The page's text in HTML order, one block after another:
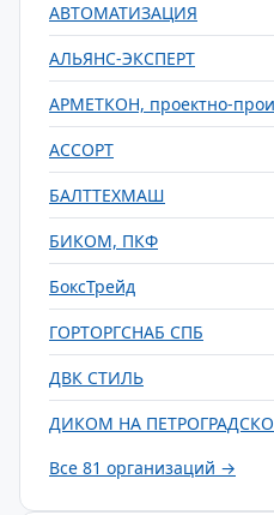
АВТОМАТИЗАЦИЯ
АЛЬЯНС-ЭКСПЕРТ
АРМЕТКОН, проектно-
АССОРТ
БАЛТТЕХМАШ
БИКОМ, ПКФ
БоксТрейд
ГОРТОРГСНАБ СПБ
ДВК СТИЛЬ
ДИКОМ НА
Все 81 организаций →